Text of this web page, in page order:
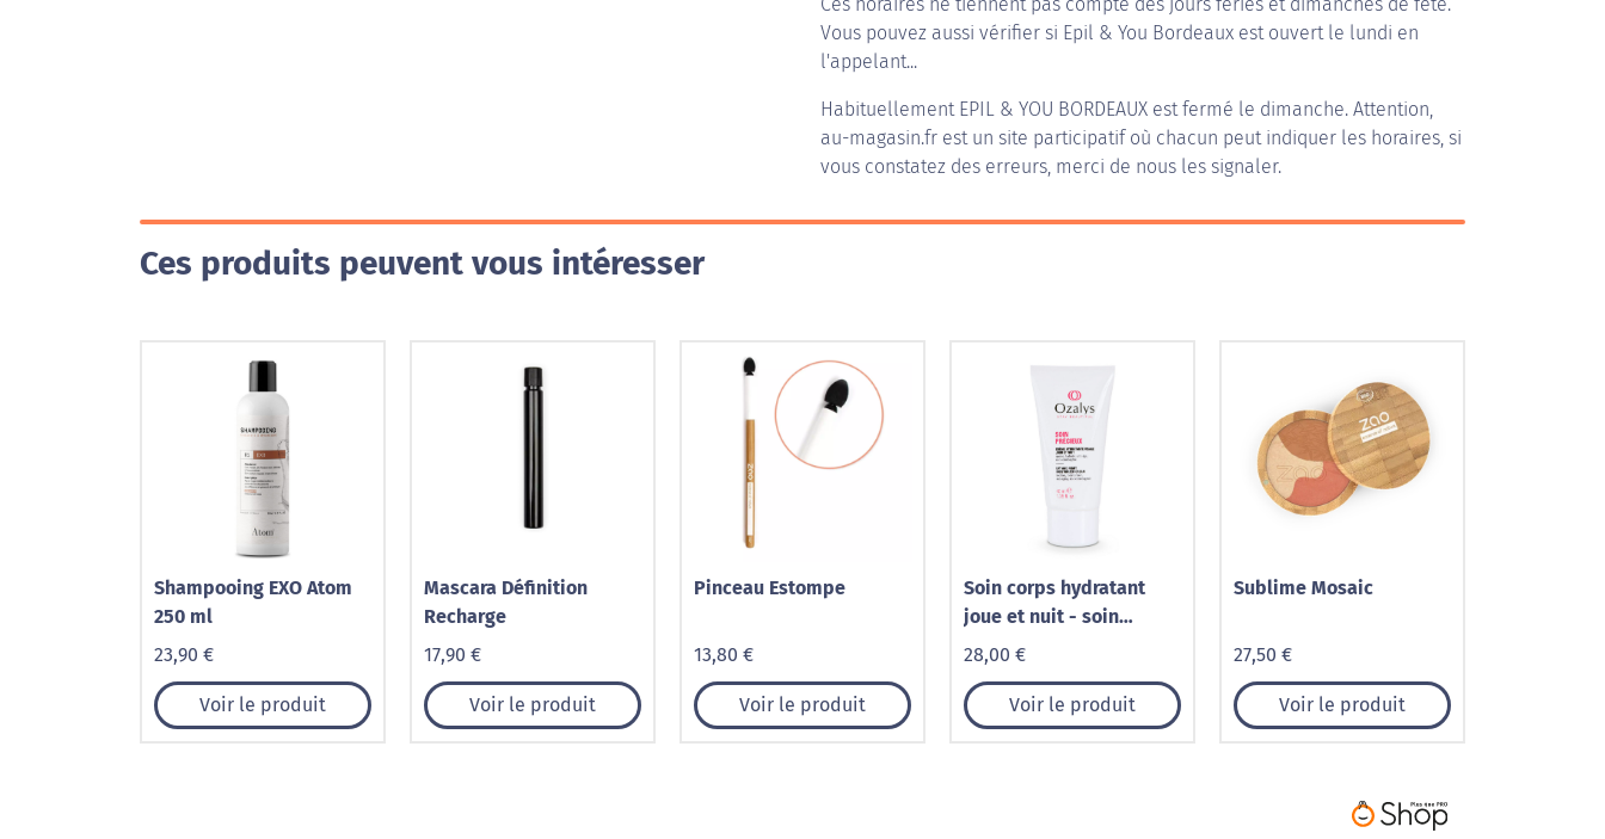
Vous pouvez aussi vérifier si Epil & You Bordeaux est ouvert le lundi en
l'appelant...
Habituellement EPIL & YOU BORDEAUX est fermé le dimanche. Attention,
au-magasin.fr est un site participatif où chacun peut indiquer les horaires, si
vous constatez des erreurs, merci de nous les signaler.
Ces produits peuvent vous intéresser
Shampooing EXO Atom
250 ml
23,90 €
Voir le produit
Mascara Définition
Recharge
17,90 €
Voir le produit
Pinceau Estompe
13,80 €
Voir le produit
Soin corps hydratant
joue et nuit - soin
précieux
28,00 €
Voir le produit
Sublime Mosaic
27,50 €
Voir le produit